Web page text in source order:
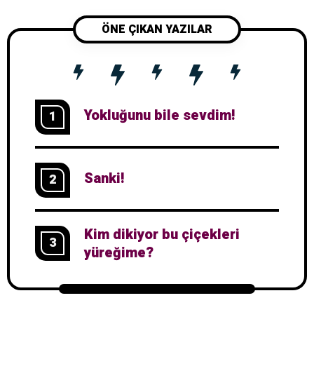
ÖNE ÇIKAN YAZILAR
1 Yokluğunu bile sevdim!
2 Sanki!
3
Kim dikiyor bu çiçekleri
yüreğime?